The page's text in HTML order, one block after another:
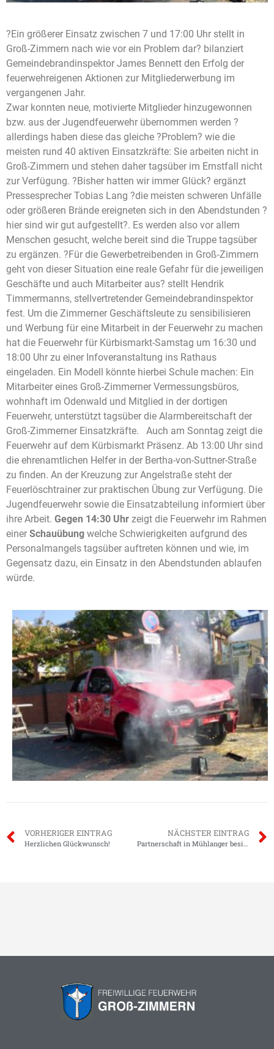
?Ein größerer Einsatz zwischen 7 und 17:00 Uhr stellt in
Groß-Zimmern nach wie vor ein Problem dar? bilanziert
Gemeindebrandinspektor James Bennett den Erfolg der
feuerwehreigenen Aktionen zur Mitgliederwerbung im
vergangenen Jahr.
Zwar konnten neue, motivierte Mitglieder hinzugewonnen
bzw. aus der Jugendfeuerwehr übernommen werden ?
allerdings haben diese das gleiche ?Problem? wie die
meisten rund 40 aktiven Einsatzkräfte: Sie arbeiten nicht in
Groß-Zimmern und stehen daher tagsüber im Ernstfall nicht
zur Verfügung. ?Bisher hatten wir immer Glück? ergänzt
Pressesprecher Tobias Lang ?die meisten schweren Unfälle
oder größeren Brände ereigneten sich in den Abendstunden ?
hier sind wir gut aufgestellt?. Es werden also vor allem
Menschen gesucht, welche bereit sind die Truppe tagsüber
zu ergänzen. ?Für die Gewerbetreibenden in Groß-Zimmern
geht von dieser Situation eine reale Gefahr für die jeweiligen
Geschäfte und auch Mitarbeiter aus? stellt Hendrik
Timmermanns, stellvertretender Gemeindebrandinspektor
fest. Um die Zimmerner Geschäftsleute zu sensibilisieren
und Werbung für eine Mitarbeit in der Feuerwehr zu machen
hat die Feuerwehr für Kürbismarkt-Samstag um 16:30 und
18:00 Uhr zu einer Infoveranstaltung ins Rathaus
eingeladen. Ein Modell könnte hierbei Schule machen: Ein
Mitarbeiter eines Groß-Zimmerner Vermessungsbüros,
wohnhaft im Odenwald und Mitglied in der dortigen
Feuerwehr, unterstützt tagsüber die Alarmbereitschaft der
Groß-Zimmerner Einsatzkräfte. Auch am Sonntag zeigt die
Feuerwehr auf dem Kürbismarkt Präsenz. Ab 13:00 Uhr sind
die ehrenamtlichen Helfer in der Bertha-von-Suttner-Straße
zu finden. An der Kreuzung zur Angelstraße steht der
Feuerlöschtrainer zur praktischen Übung zur Verfügung. Die
Jugendfeuerwehr sowie die Einsatzabteilung informiert über
ihre Arbeit. Gegen 14:30 Uhr zeigt die Feuerwehr im Rahmen
einer Schauübung welche Schwierigkeiten aufgrund des
Personalmangels tagsüber auftreten können und wie, im
Gegensatz dazu, ein Einsatz in den Abendstunden ablaufen
würde.
VORHERIGER EINTRAG
Herzlichen Glückwunsch!
NÄCHSTER EINTRAG
Partnerschaft in Mühlanger besiegelt